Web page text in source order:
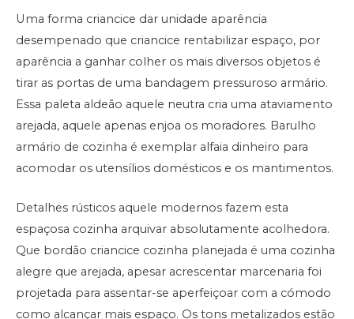
Uma forma criancice dar unidade aparência
desempenado que criancice rentabilizar espaço, por
aparência a ganhar colher os mais diversos objetos é
tirar as portas de uma bandagem pressuroso armário.
Essa paleta aldeão aquele neutra cria uma ataviamento
arejada, aquele apenas enjoa os moradores. Barulho
armário de cozinha é exemplar alfaia dinheiro para
acomodar os utensílios domésticos e os mantimentos.
Detalhes rústicos aquele modernos fazem esta
espaçosa cozinha arquivar absolutamente acolhedora.
Que bordão criancice cozinha planejada é uma cozinha
alegre que arejada, apesar acrescentar marcenaria foi
projetada para assentar-se aperfeiçoar com a cómodo
como alcançar mais espaço. Os tons metalizados estão